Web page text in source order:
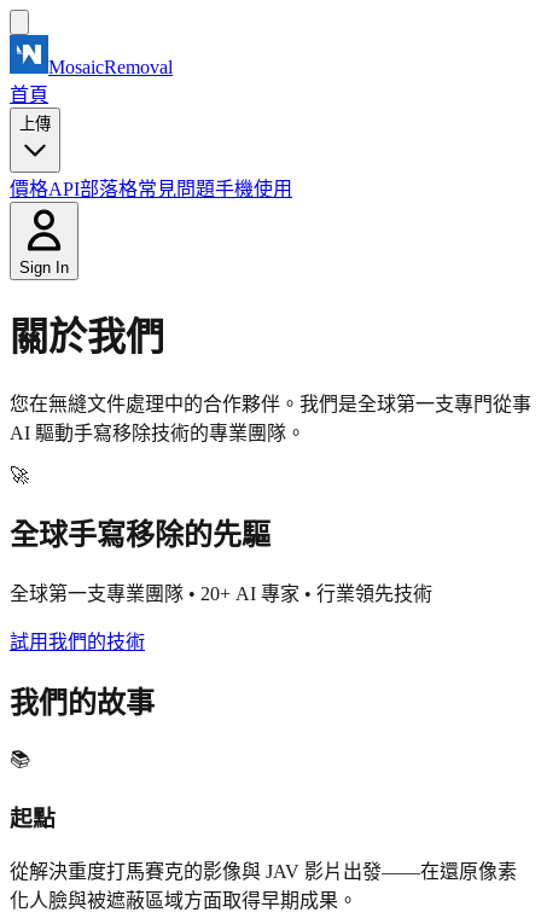
MosaicRemoval
首頁
上傳
價格API部落格常見問題手機使用
Sign In
關於我們
您在無縫文件處理中的合作夥伴。我們是全球第一支專門從事
AI 驅動手寫移除技術的專業團隊。
🚀
全球手寫移除的先驅
全球第一支專業團隊 • 20+ AI 專家 • 行業領先技術
試用我們的技術
我們的故事
📚
起點
從解決重度打馬賽克的影像與 JAV 影片出發——在還原像素
化人臉與被遮蔽區域方面取得早期成果。